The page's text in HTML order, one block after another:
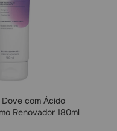
com Ácido
Renovador 180ml